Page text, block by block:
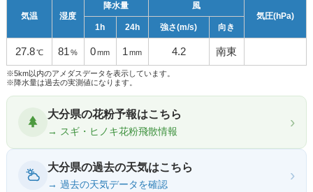
気温 湿度
降水量
風
気圧(hPa)
1h
24h 強さ(m/s) 向き
27.8℃ 81 % 0 mm 1 mm 4.2 南東
※5km以内のアメダスデータを表示しています。
※降水量は過去の実測値になります。
大分県の花粉予報はこちら
→ スギ・ヒノキ花粉飛散情報
›
大分県の過去の天気はこちら
→ 過去の天気データを確認
›